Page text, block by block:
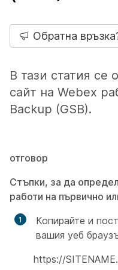
Обратна
В тази статия се
сайт на Webex
Backup (GSB).
отговор
Стъпки, за да
работи на първично
Копирайте и
вашия уеб
https://